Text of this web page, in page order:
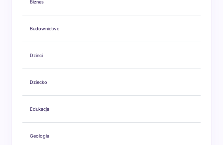
Biznes
Budownictwo
Dzieci
Dziecko
Edukacja
Geologia